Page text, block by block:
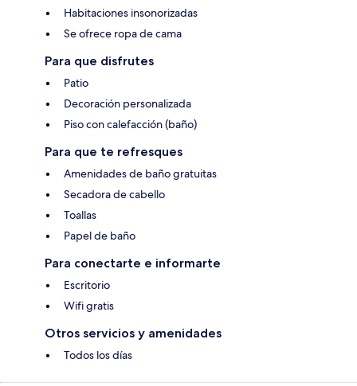
Habitaciones insonorizadas
Se ofrece ropa de cama
Para que disfrutes
Patio
Decoración personalizada
Piso con calefacción (baño)
Para que te refresques
Amenidades de baño gratuitas
Secadora de cabello
Toallas
Papel de baño
Para conectarte e informarte
Escritorio
Wifi gratis
Otros servicios y amenidades
Todos los días